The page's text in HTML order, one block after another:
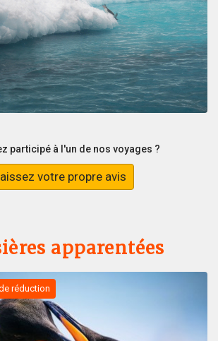
participé à l'un de nos voyages ?
votre propre avis
apparentées
réduction